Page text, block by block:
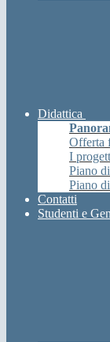
Didattica
Offerta
I
Piano
Piano
Contatti
Studenti e